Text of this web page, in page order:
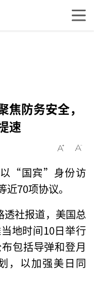
防务安全，
速
以“国宾”身份访
70项协议。
社报道，美国总
地时间10日举行
包括导弹和登月
，以加强美日同